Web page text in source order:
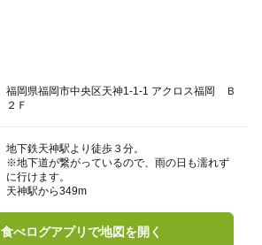
福岡県福岡市中央区天神1-1-1 アクロス福岡 Ｂ
２Ｆ
地下鉄天神駅より徒歩３分。
※地下道が繋がっているので、雨の日も濡れず
に行けます。
天神駅から349m
食べログアプリで地図を開く